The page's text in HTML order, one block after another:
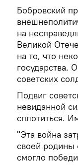
Бобровский
на
Великой
на то, что
государства.
советских
Подвиг
невиданной
сплотиться.
"Эта война
своей родины
смогло